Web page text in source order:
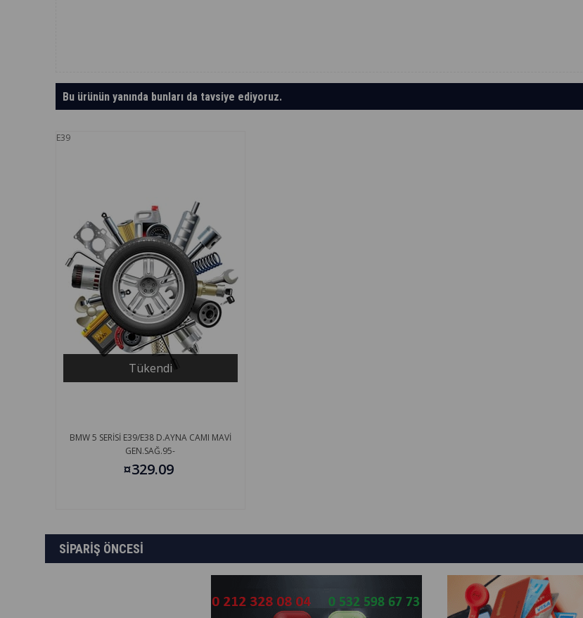
Bu ürünün yanında bunları da tavsiye ediyoruz.
E39
Tükendi
BMW 5 SERİSİ E39/E38 D.AYNA CAMI MAVİ
GEN.SAĞ.95-
¤329.09
SİPARİŞ ÖNCESİ